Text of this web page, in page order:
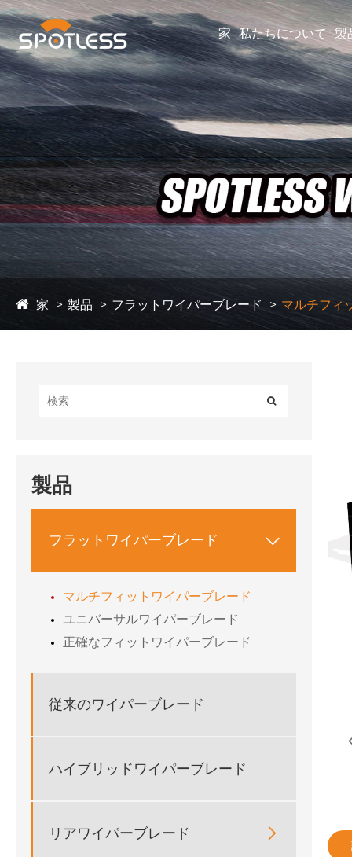
家 私たちについて 製
家 製品 フラットワイパーブレード マルチフィ
製品
フラットワイパーブレード 
マルチフィットワイパーブレード
ユニバーサルワイパーブレード
正確なフィットワイパーブレード
従来のワイパーブレード
ハイブリッドワイパーブレード
リアワイパーブレード 